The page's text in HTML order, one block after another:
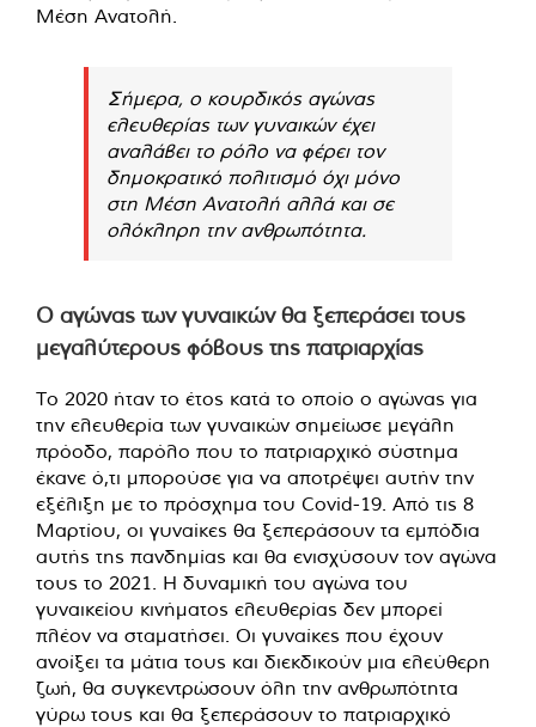
Μέση Ανατολή.
Σήμερα, ο κουρδικός αγώνας
ελευθερίας των γυναικών έχει
αναλάβει το ρόλο να φέρει τον
δημοκρατικό πολιτισμό όχι μόνο
στη Μέση Ανατολή αλλά και σε
ολόκληρη την ανθρωπότητα.
Ο αγώνας των γυναικών θα ξεπεράσει τους
μεγαλύτερους φόβους της πατριαρχίας
Το 2020 ήταν το έτος κατά το οποίο ο αγώνας για
την ελευθερία των γυναικών σημείωσε μεγάλη
πρόοδο, παρόλο που το πατριαρχικό σύστημα
έκανε ό,τι μπορούσε για να αποτρέψει αυτήν την
εξέλιξη με το πρόσχημα του Covid-19. Από τις 8
Μαρτίου, οι γυναίκες θα ξεπεράσουν τα εμπόδια
αυτής της πανδημίας και θα ενισχύσουν τον αγώνα
τους το 2021. Η δυναμική του αγώνα του
γυναικείου κινήματος ελευθερίας δεν μπορεί
πλέον να σταματήσει. Οι γυναίκες που έχουν
ανοίξει τα μάτια τους και διεκδικούν μια ελεύθερη
ζωή, θα συγκεντρώσουν όλη την ανθρωπότητα
γύρω τους και θα ξεπεράσουν το πατριαρχικό